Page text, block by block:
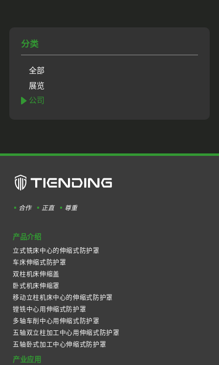
分类
全部
展览
公司
合作 正直 尊重
产品介绍
立式铣床中心的伸缩式防护罩
车床伸缩式防护罩
双柱机床伸缩盖
卧式机床伸缩罩
移动立柱机床中心的伸缩式防护罩
镗铣中心用伸缩式防护罩
多轴车削中心用伸缩式防护罩
五轴双立柱加工中心用伸缩式防护罩
五轴卧式加工中心伸缩式防护罩
产业应用